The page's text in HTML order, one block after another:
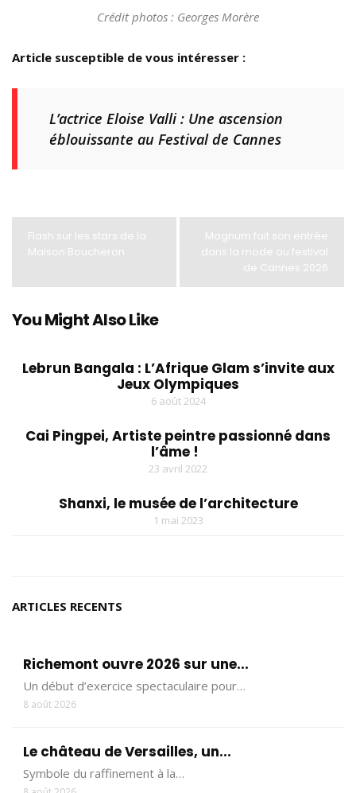
Crédit photos : Georges Morère
Article susceptible de vous intéresser :
L’actrice Eloise Valli : Une ascension
éblouissante au Festival de Cannes
Flash sur les stars de la
Maison Boucheron
Magnum fait son entrée
dans la mode au festival
de Cannes 2026
You Might Also Like
Lebrun Bangala : L’Afrique Glam s’invite aux
Jeux Olympiques
6 août 2024
Cai Pingpei, Artiste peintre passionné dans
l’âme !
23 avril 2022
Shanxi, le musée de l’architecture
1 mai 2023
ARTICLES RECENTS
Richemont ouvre 2026 sur une...
Un début d’exercice spectaculaire pour…
8 août 2026
Le château de Versailles, un...
Symbole du raffinement à la…